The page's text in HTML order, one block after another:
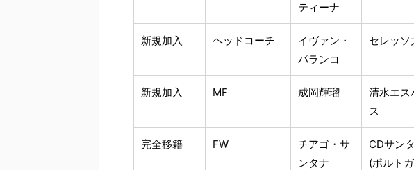
ティーナ
新規加入 ヘッドコーチ
イヴァン・
パランコ
セレッソ
新規加入 MF 成岡輝瑠
清水エス
ス
完全移籍 FW
チアゴ・サ
ンタナ
CDサン
(ポルト